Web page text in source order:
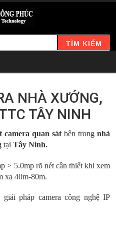
TÌM KIẾM
NHÀ XƯỞNG,
TÂY NINH
camera quan sátbên trongnhà
tại Tây Ninh.
> 5.0mp rõ nét cần thiết khi xem
xa 40m-80m.
giải pháp camera công nghệ IP